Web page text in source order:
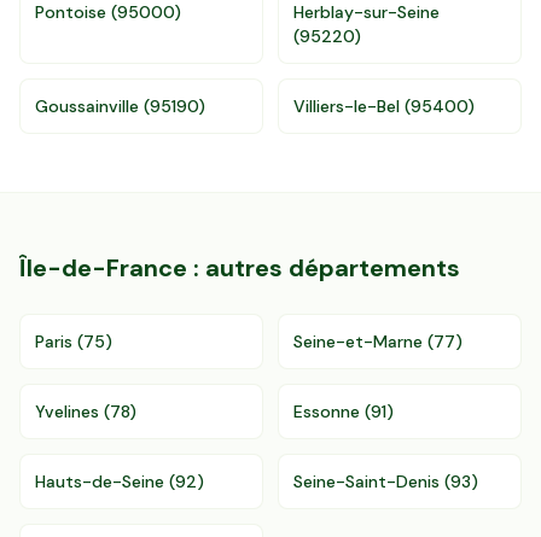
Pontoise (95000)
Herblay-sur-Seine
(95220)
Goussainville (95190) Villiers-le-Bel (95400)
Île-de-France : autres départements
Paris (75) Seine-et-Marne (77)
Yvelines (78) Essonne (91)
Hauts-de-Seine (92) Seine-Saint-Denis (93)